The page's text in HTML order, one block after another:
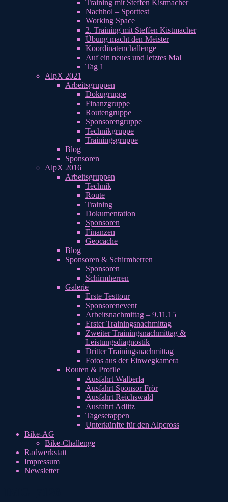
Training mit Steffen Kistmacher
Nachhol – Sporttest
Working Space
2. Training mit Steffen Kistmacher
Übung macht den Meister
Koordinatenchallenge
Auf ein neues und letztes Mal
Tag 1
AlpX 2021
Arbeitsgruppen
Dokugruppe
Finanzgruppe
Routengruppe
Sponsorengruppe
Technikgruppe
Trainingsgruppe
Blog
Sponsoren
AlpX 2016
Arbeitsgruppen
Technik
Route
Training
Dokumentation
Sponsoren
Finanzen
Geocache
Blog
Sponsoren & Schirmherren
Sponsoren
Schirmherren
Galerie
Erste Testtour
Sponsorenevent
Arbeitsnachmittag – 9.11.15
Erster Trainingsnachmittag
Zweiter Trainingsnachmittag &
Leistungsdiagnostik
Dritter Trainingsnachmittag
Fotos aus der Einwegkamera
Routen & Profile
Ausfahrt Walberla
Ausfahrt Sponsor Frör
Ausfahrt Reichswald
Ausfahrt Adlitz
Tagesetappen
Unterkünfte für den Alpcross
Bike-AG
Bike-Challenge
Radwerkstatt
Impressum
Newsletter